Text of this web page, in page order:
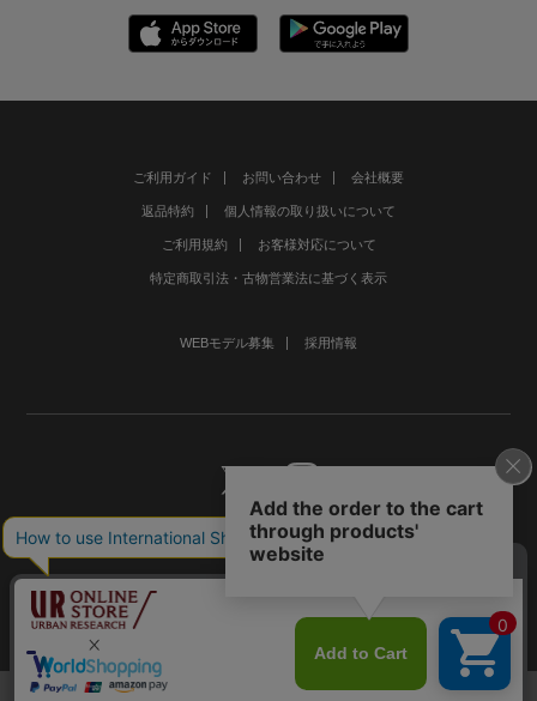
ご利用ガイド お問い合わせ 会社概要
返品特約 個人情報の取り扱いについて
ご利用規約 お客様対応について
特定商取引法・古物営業法に基づく表示
WEBモデル募集 採用情報
©URBAN RESEARCH Co., Ltd.All rights Reserved.